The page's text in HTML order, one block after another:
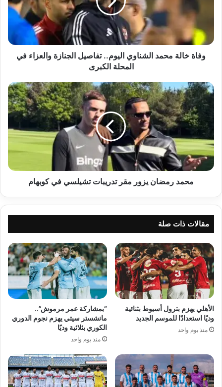
تفاصيل
والعزاء
في
المحلة
وفاة خالة محمد الشناوي اليوم.. تفاصيل الجنازة والعزاء في
المحلة الكبرى
محمد
رمضان
يزور
مقر
تدريبات
تشيلسي
في
كوبهام
محمد رمضان يزور مقر تدريبات تشيلسي في كوبهام
مقالات ذات صلة
الأهلي يهزم بترول أسيوط بثنائية
وديًا استعدادًا للموسم الجديد
منذ يوم واحد
“بمشاركة عمر مرموش”..
مانشستر سيتي يهزم نجوم الدوري
الكوري بثلاثية وديًا
منذ يوم واحد